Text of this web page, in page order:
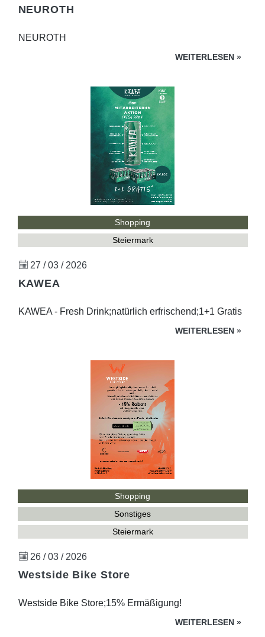
NEUROTH
NEUROTH
WEITERLESEN »
Shopping
Steiermark
27 / 03 / 2026
KAWEA
KAWEA - Fresh Drink;natürlich erfrischend;1+1 Gratis
WEITERLESEN »
Shopping
Sonstiges
Steiermark
26 / 03 / 2026
Westside Bike Store
Westside Bike Store;15% Ermäßigung!
WEITERLESEN »